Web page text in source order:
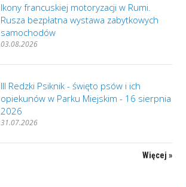
Ikony francuskiej motoryzacji w Rumi.
Rusza bezpłatna wystawa zabytkowych
samochodów
03.08.2026
III Redzki Psiknik - święto psów i ich
opiekunów w Parku Miejskim - 16 sierpnia
2026
31.07.2026
Więcej »